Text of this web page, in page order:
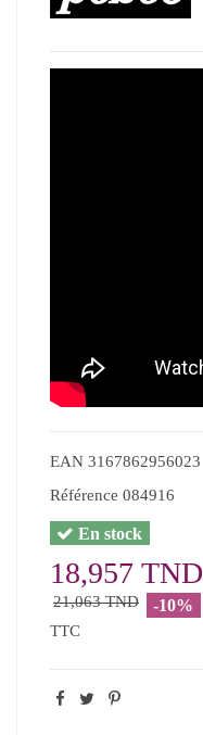
EAN 3167862956023
Référence 084916
En stock
18,957 TND
21,063 TND -10%
TTC